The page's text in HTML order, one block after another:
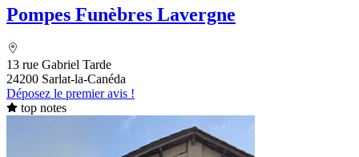
Pompes Funèbres Lavergne
13 rue Gabriel Tarde
24200 Sarlat-la-Canéda
Déposez le premier avis !
top notes